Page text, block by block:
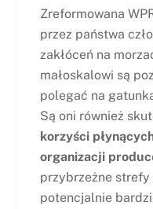
Zreformowana
przez państwa
zakłóceń na
małoskalowi są
polegać na
Są oni również
korzyści
organizacji
przybrzeżne strefy
potencjalnie